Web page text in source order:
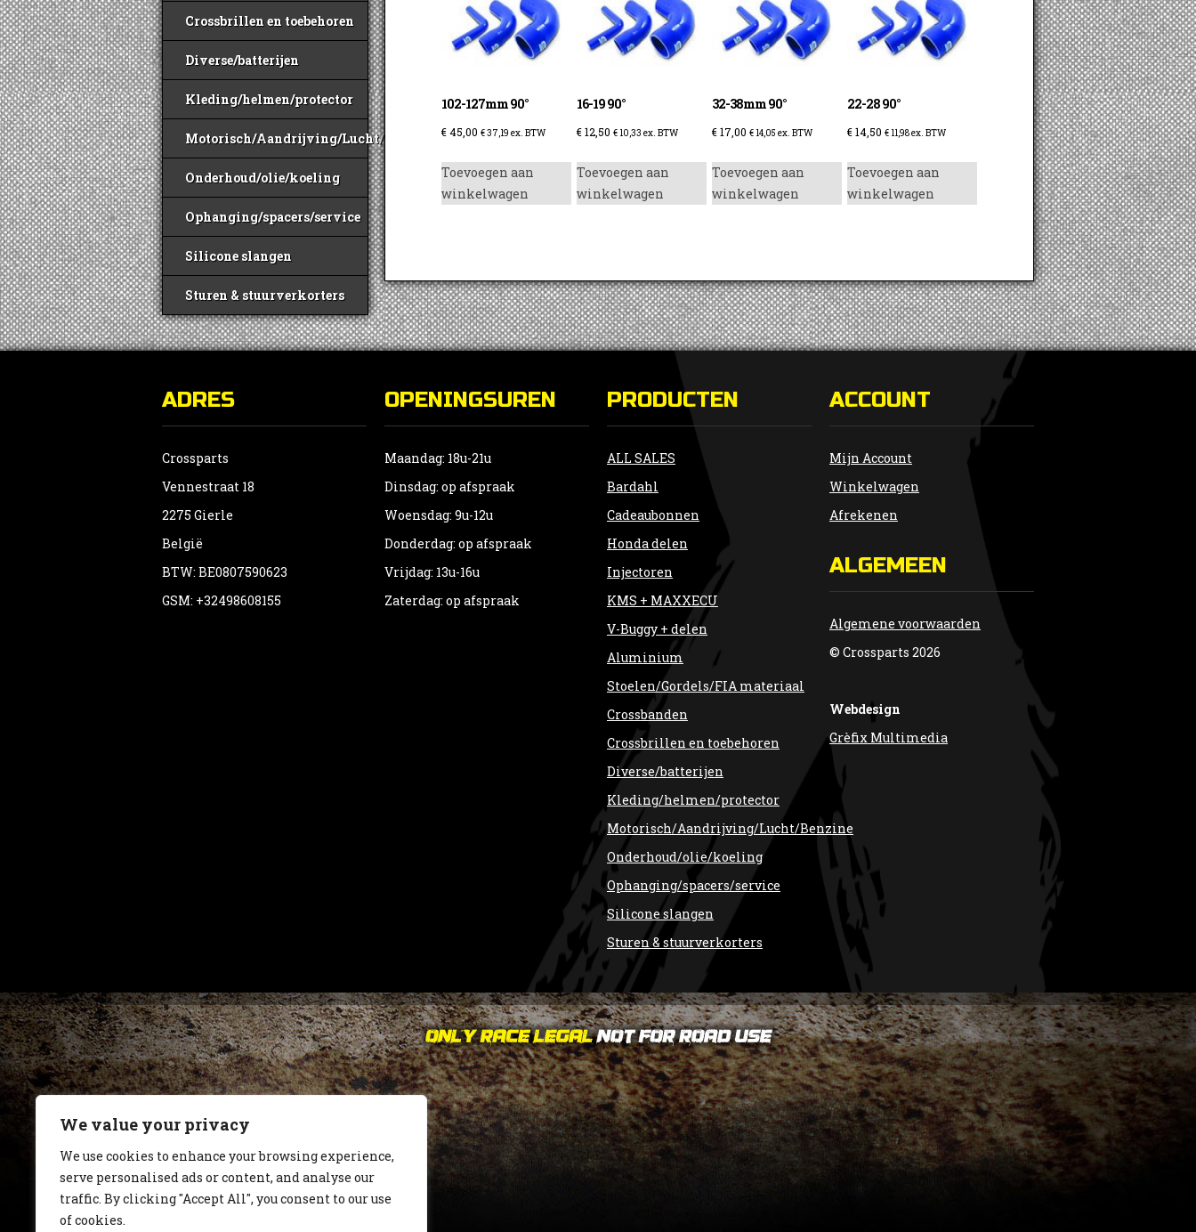
We value your privacy
We use cookies to enhance your browsing experience,
serve personalised ads or content, and analyse our
traffic. By clicking "Accept All", you consent to our use
of cookies.
Crossbrillen en toebehoren
Diverse/batterijen
Kleding/helmen/protector
Motorisch/Aandrijving/Lucht/Benzine
Onderhoud/olie/koeling
Ophanging/spacers/service
Silicone slangen
Sturen & stuurverkorters
102-127mm 90°
€45,00 €37,19 ex. BTW
Toevoegen aan
winkelwagen
16-19 90°
€12,50 € 10,33 ex. BTW
Toevoegen aan
winkelwagen
32-38mm 90°
€17,00 €14,05 ex. BTW
Toevoegen aan
winkelwagen
22-28 90°
€14,50 €11,98ex. BTW
Toevoegen aan
winkelwagen
ADRES
Crossparts
Vennestraat 18
2275 Gierle
België
BTW: BE0807590623
GSM: +32498608155
OPENINGSUREN
Maandag: 18u-21u
Dinsdag: op afspraak
Woensdag: 9u-12u
Donderdag: op afspraak
Vrijdag: 13u-16u
Zaterdag: op afspraak
PRODUCTEN
ALL SALES
Bardahl
Cadeaubonnen
Honda delen
Injectoren
KMS + MAXXECU
V-Buggy + delen
Aluminium
Stoelen/Gordels/FIA materiaal
Crossbanden
Crossbrillen en toebehoren
Diverse/batterijen
Kleding/helmen/protector
Motorisch/Aandrijving/Lucht/Benzine
Onderhoud/olie/koeling
Ophanging/spacers/service
Silicone slangen
Sturen & stuurverkorters
ACCOUNT
Mijn Account
Winkelwagen
Afrekenen
ALGEMEEN
Algemene voorwaarden
© Crossparts 2026
Webdesign
Grèfix Multimedia